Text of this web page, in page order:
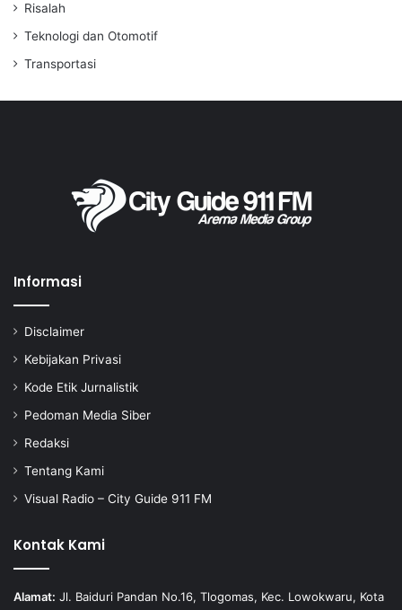
Risalah
Teknologi dan Otomotif
Transportasi
Informasi
Disclaimer
Kebijakan Privasi
Kode Etik Jurnalistik
Pedoman Media Siber
Redaksi
Tentang Kami
Visual Radio – City Guide 911 FM
Kontak Kami
Alamat: Jl. Baiduri Pandan No.16, Tlogomas, Kec. Lowokwaru, Kota